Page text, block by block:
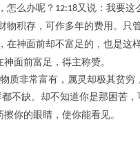
怎么办呢？ 12:18又说：我要这
积存，可作多年的费用。只
在神面前却不富足的，也是这样
面前富足，得主称赞。
质非常富有，属灵却极其贫穷
不缺。却不知道你是那困苦，
你的眼睛，使你能看见。